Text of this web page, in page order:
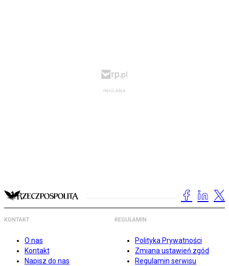
KONTAKT
O nas
Kontakt
Napisz do nas
REGULAMIN
Polityka Prywatności
Zmiana ustawień zgód
Regulamin serwisu